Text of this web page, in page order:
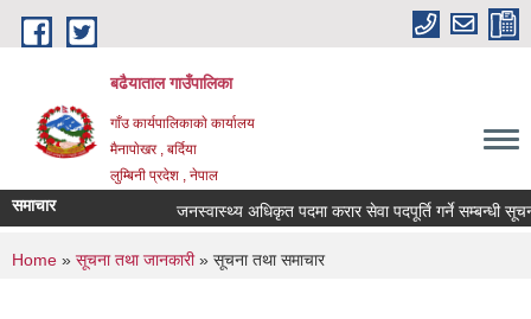
Skip to main content
बढैयाताल गाउँपालिका
गाँउ कार्यपालिकाकाे कार्यालय
मैनापाेखर , बर्दिया
लुम्बिनी प्रदेश , नेपाल
समाचार जनस्वास्थ्य अधिकृत पदमा करार सेवा पदपूर्ति गर्ने सम्बन्धी सूचना
You are here
Home » सूचना तथा जानकारी» सूचना तथा समाचार